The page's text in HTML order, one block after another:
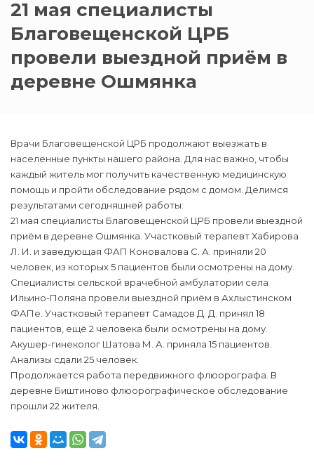
21 мая специалисты
Благовещенской ЦРБ
провели выездной приём в
деревне Ошмянка
Врачи Благовещенской ЦРБ продолжают выезжать в
населенные пункты нашего района. Для нас важно, чтобы
каждый житель мог получить качественную медицинскую
помощь и пройти обследование рядом с домом. Делимся
результатами сегодняшней работы:
21 мая специалисты Благовещенской ЦРБ провели выездной
приём в деревне Ошмянка. Участковый терапевт Хабирова
Л. И. и заведующая ФАП Коновалова С. А. приняли 20
человек, из которых 5 пациентов были осмотрены на дому.
Специалисты сельской врачебной амбулатории села
Ильино-Поляна провели выездной приём в Ахлыстинском
ФАПе. Участковый терапевт Самадов Д. Д. принял 18
пациентов, ещё 2 человека были осмотрены на дому.
Акушер-гинеколог Шатова М. А. приняла 15 пациентов.
Анализы сдали 25 человек.
Продолжается работа передвижного флюорографа. В
деревне Биштиново флюорографическое обследование
прошли 22 жителя.